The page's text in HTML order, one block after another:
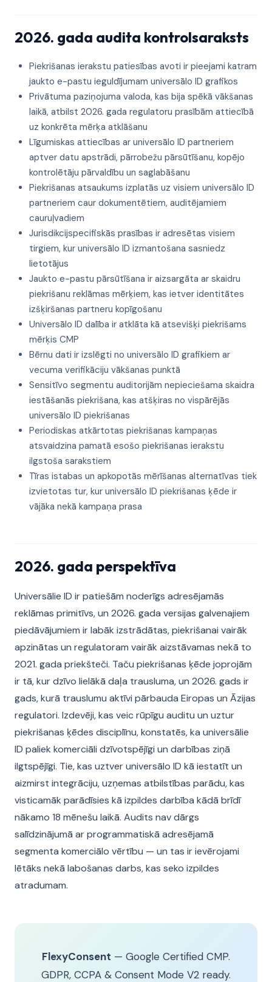
2026. gada audita kontrolsaraksts
Piekrišanas ierakstu patiesības avoti ir pieejami katram
jaukto e-pastu ieguldījumam universālo ID grafikos
Privātuma paziņojuma valoda, kas bija spēkā vākšanas
laikā, atbilst 2026. gada regulatoru prasībām attiecībā
uz konkrēta mērķa atklāšanu
Līgumiskas attiecības ar universālo ID partneriem
aptver datu apstrādi, pārrobežu pārsūtīšanu, kopējo
kontrolētāju pārvaldību un saglabāšanu
Piekrišanas atsaukums izplatās uz visiem universālo ID
partneriem caur dokumentētiem, auditējamiem
cauruļvadiem
Jurisdikcijspecifiskās prasības ir adresētas visiem
tirgiem, kur universālo ID izmantošana sasniedz
lietotājus
Jaukto e-pastu pārsūtīšana ir aizsargāta ar skaidru
piekrišanu reklāmas mērķiem, kas ietver identitātes
izšķiršanas partneru kopīgošanu
Universālo ID dalība ir atklāta kā atsevišķi piekrišams
mērķis CMP
Bērnu dati ir izslēgti no universālo ID grafikiem ar
vecuma verifikāciju vākšanas punktā
Sensitīvo segmentu auditorijām nepieciešama skaidra
iestāšanās piekrišana, kas atšķiras no vispārējās
universālo ID piekrišanas
Periodiskas atkārtotas piekrišanas kampaņas
atsvaidzina pamatā esošo piekrišanas ierakstu
ilgstoša sarakstiem
Tīras istabas un apkopotās mērīšanas alternatīvas tiek
izvietotas tur, kur universālo ID piekrišanas ķēde ir
vājāka nekā kampaņa prasa
2026. gada perspektīva
Universālie ID ir patiešām noderīgs adresējamās
reklāmas primitīvs, un 2026. gada versijas galvenajiem
piedāvājumiem ir labāk izstrādātas, piekrišanai vairāk
apzinātas un regulatoram vairāk aizstāvamas nekā to
2021. gada priekšteči. Taču piekrišanas ķēde joprojām
ir tā, kur dzīvo lielākā daļa trausluma, un 2026. gads ir
gads, kurā trauslumu aktīvi pārbauda Eiropas un Āzijas
regulatori. Izdevēji, kas veic rūpīgu auditu un uztur
piekrišanas ķēdes disciplīnu, konstatēs, ka universālie
ID paliek komerciāli dzīvotspējīgi un darbības ziņā
ilgtspējīgi. Tie, kas uztver universālo ID kā iestatīt un
aizmirst integrāciju, uzņemas atbilstības parādu, kas
visticamāk parādīsies kā izpildes darbība kādā brīdī
nākamo 18 mēnešu laikā. Audits nav dārgs
salīdzinājumā ar programmatiskā adresējamā
segmenta komerciālo vērtību — un tas ir ievērojami
lētāks nekā labošanas darbs, kas seko izpildes
atradumam.
FlexyConsent — Google Certified CMP.
GDPR, CCPA & Consent Mode V2 ready.